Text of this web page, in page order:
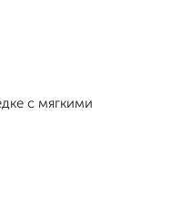
с мягкими